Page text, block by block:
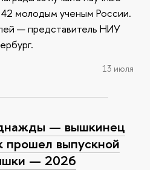
молодым ученым России.
— представитель НИУ
13 июля
— вышкинец
прошел выпускной
— 2026